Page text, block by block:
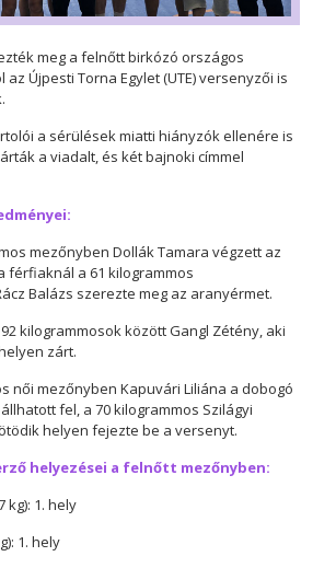
meg a felnőtt birkózó országos
Újpesti Torna Egylet (UTE) versenyzői is
a sérülések miatti hiányzók ellenére is
a viadalt, és két bajnoki címmel
mezőnyben Dollák Tamara végzett az
férfiaknál a 61 kilogrammos
Balázs szerezte meg az aranyérmet.
kilogrammosok között Gangl Zétény, aki
zárt.
női mezőnyben Kapuvári Liliána a dobogó
fel, a 70 kilogrammos Szilágyi
helyen fejezte be a versenyt.
helyezései a felnőtt mezőnyben:
kg): 1. hely
1. hely